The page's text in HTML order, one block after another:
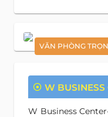
VĂN PHÒNG
W BUSINESS
W Business